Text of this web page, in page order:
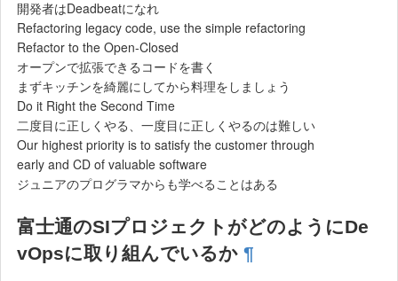
開発者はDeadbeatになれ
Refactoring legacy code, use the simple refactoring
Refactor to the Open-Closed
オープンで拡張できるコードを書く
まずキッチンを綺麗にしてから料理をしましょう
Do it Right the Second Time
二度目に正しくやる、一度目に正しくやるのは難しい
Our highest priority is to satisfy the customer through
early and CD of valuable software
ジュニアのプログラマからも学べることはある
富士通のSIプロジェクトがどのようにDe
vOpsに取り組んでいるか ¶